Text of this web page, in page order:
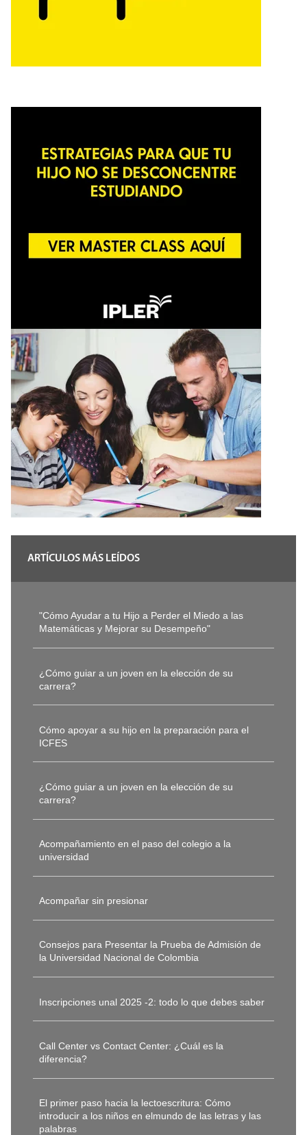
ARTÍCULOS MÁS LEÍDOS
"Cómo Ayudar a tu Hijo a Perder el Miedo a las
Matemáticas y Mejorar su Desempeño"
¿Cómo guiar a un joven en la elección de su
carrera?
Cómo apoyar a su hijo en la preparación para el
ICFES
¿Cómo guiar a un joven en la elección de su
carrera?
Acompañamiento en el paso del colegio a la
universidad
Acompañar sin presionar
Consejos para Presentar la Prueba de Admisión de
la Universidad Nacional de Colombia
Inscripciones unal 2025 -2: todo lo que debes saber
Call Center vs Contact Center: ¿Cuál es la
diferencia?
El primer paso hacia la lectoescritura: Cómo
introducir a los niños en elmundo de las letras y las
palabras